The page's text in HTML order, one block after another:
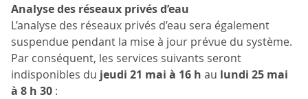
Analyse des réseaux privés d’eau
L’analyse des réseaux privés d’eau sera également
suspendue pendant la mise à jour prévue du système.
Par conséquent, les services suivants seront
indisponibles du jeudi 21 mai à 16 h au lundi 25 mai
à 8 h 30 :